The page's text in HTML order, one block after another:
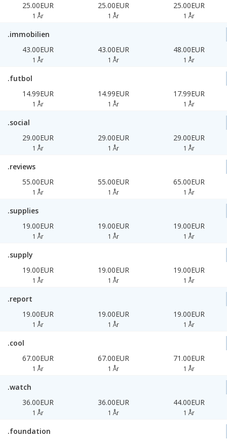
25.00EUR
1 År
25.00EUR
1 År
25.00EUR
1 År
.immobilien
43.00EUR
1 År
43.00EUR
1 År
48.00EUR
1 År
.futbol
14.99EUR
1 År
14.99EUR
1 År
17.99EUR
1 År
.social
29.00EUR
1 År
29.00EUR
1 År
29.00EUR
1 År
.reviews
55.00EUR
1 År
55.00EUR
1 År
65.00EUR
1 År
.supplies
19.00EUR
1 År
19.00EUR
1 År
19.00EUR
1 År
.supply
19.00EUR
1 År
19.00EUR
1 År
19.00EUR
1 År
.report
19.00EUR
1 År
19.00EUR
1 År
19.00EUR
1 År
.cool
67.00EUR
1 År
67.00EUR
1 År
71.00EUR
1 År
.watch
36.00EUR
1 År
36.00EUR
1 År
44.00EUR
1 År
.foundation